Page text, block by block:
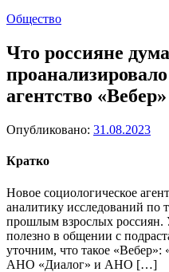
Общество
Что россияне
агентство «Вебер»
Опубликовано: 31.08.2023
Кратко
Новое социологическое
аналитику исследований по
прошлым взрослых россиян.
полезно в общении с
уточним, что такое
АНО «Диалог» и АНО […]